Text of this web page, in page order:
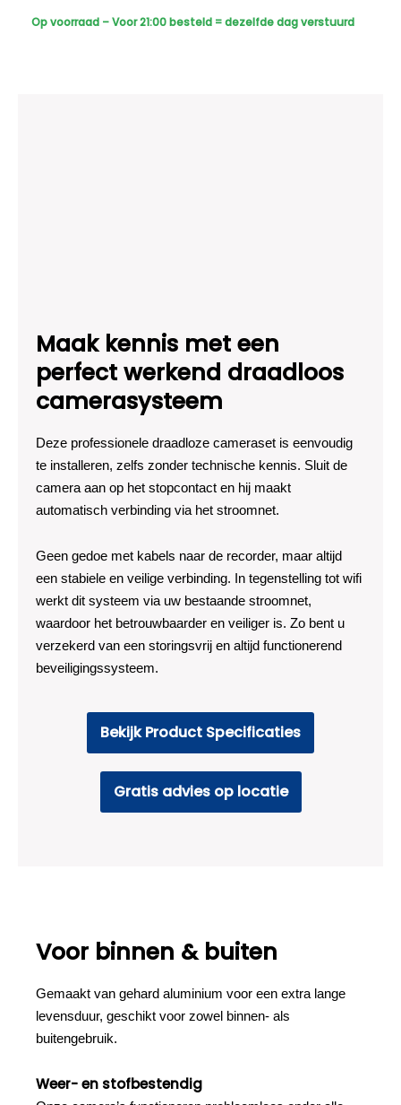
Sony
Dome
Op voorraad – Voor 21:00 besteld = dezelfde dag verstuurd
Maak kennis met een
perfect werkend draadloos
camerasysteem
Deze professionele draadloze cameraset is eenvoudig
te installeren, zelfs zonder technische kennis. Sluit de
camera aan op het stopcontact en hij maakt
automatisch verbinding via het stroomnet.
Geen gedoe met kabels naar de recorder, maar altijd
een stabiele en veilige verbinding. In tegenstelling tot wifi
werkt dit systeem via uw bestaande stroomnet,
waardoor het betrouwbaarder en veiliger is. Zo bent u
verzekerd van een storingsvrij en altijd functionerend
beveiligingssysteem.
Bekijk Product Specificaties
Gratis advies op locatie
Voor binnen & buiten
Gemaakt van gehard aluminium voor een extra lange
levensduur, geschikt voor zowel binnen- als
buitengebruik.
Weer- en stofbestendig